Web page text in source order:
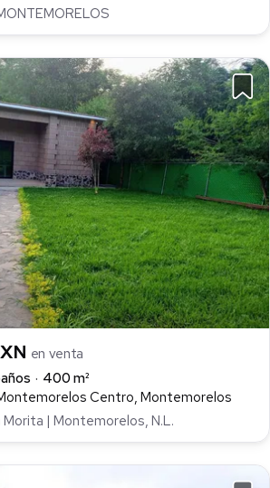
en venta
400 m²
Centro, Montemorelos
| Montemorelos, N.L.